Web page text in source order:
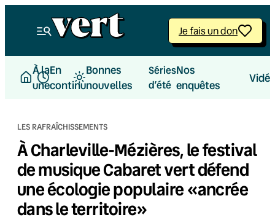
Je fais un don
À la
une
En
continu
Bonnes
nouvelles
Séries
d’été
Nos
enquêtes
LES RAFRAÎCHISSEMENTS
À Charleville-Mézières, le festival
de musique Cabaret vert défend
une écologie populaire «ancrée
dans le territoire»